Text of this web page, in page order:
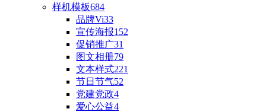
样机模板684
品牌Vi33
宣传海报152
促销推广31
图文相册79
文本样式221
节日节气52
党建党政4
爱心公益4